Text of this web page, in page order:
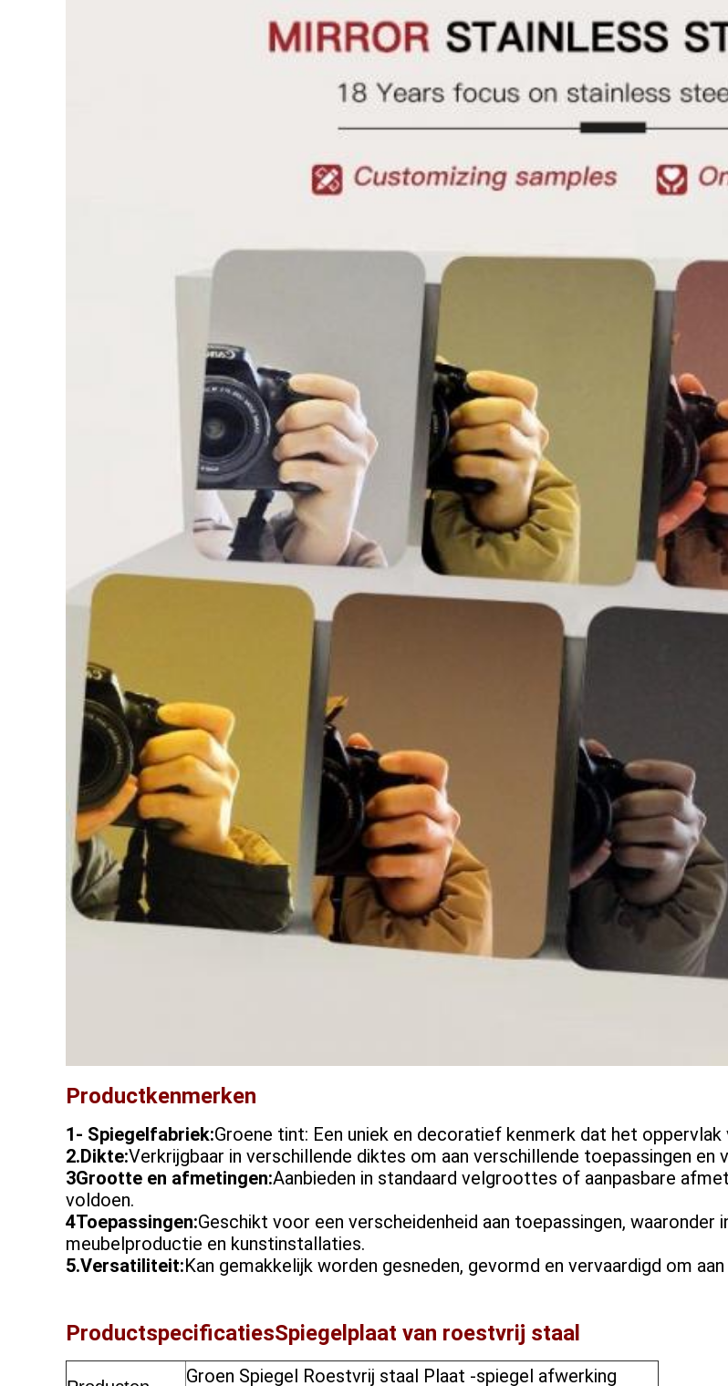
Productkenmerken
1- Spiegelfabriek:Groene tint: Een uniek en decoratief kenmerk dat het
2.Dikte:Verkrijgbaar in verschillende diktes om aan verschillende toepassingen en
3Grootte en afmetingen:Aanbieden in standaard velgroottes of aanpasbare
voldoen.
4Toepassingen:Geschikt voor een verscheidenheid aan toepassingen,
meubelproductie en kunstinstallaties.
5.Versatiliteit:Kan gemakkelijk worden gesneden, gevormd en vervaardigd om
ProductspecificatiesSpiegelplaat van roestvrij staal
Groen Spiegel Roestvrij staal Plaat -spiegel afwerking